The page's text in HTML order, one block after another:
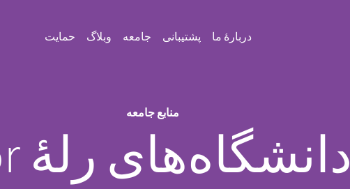
دربارهٔ ما پشتیبانی جامعه وبلاگ حمایت
منابع جامعه
دانشگاه‌های رلهٔ Tor